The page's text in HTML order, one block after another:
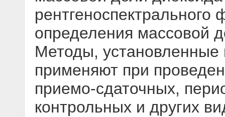
рентгеноспектрального
определения массовой
Методы, установленные
применяют при
приемо-сдаточных,
контрольных и других